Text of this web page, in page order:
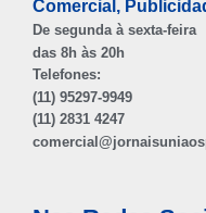
Comercial,
De segunda à sexta-feira
das 8h às 20h
Telefones:
(11) 95297-9949
(11) 2831 4247